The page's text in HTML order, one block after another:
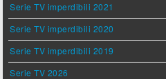
Serie TV imperdibili 2021
Serie TV imperdibili 2020
Serie TV imperdibili 2019
Serie TV 2026